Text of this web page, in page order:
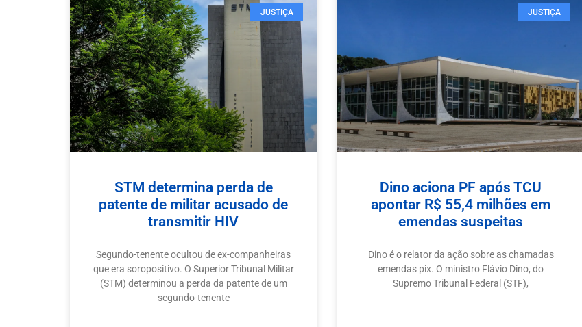
JUSTIÇA
STM determina perda de
patente de militar acusado de
transmitir HIV
Segundo-tenente ocultou de ex-companheiras
que era soropositivo. O Superior Tribunal Militar
(STM) determinou a perda da patente de um
segundo-tenente
JUSTIÇA
Dino aciona PF após TCU
apontar R$ 55,4 milhões em
emendas suspeitas
Dino é o relator da ação sobre as chamadas
emendas pix. O ministro Flávio Dino, do
Supremo Tribunal Federal (STF),